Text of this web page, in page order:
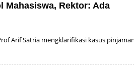
Mahasiswa, Rektor: Ada
Arif Satria mengklarifikasi kasus pinjaman